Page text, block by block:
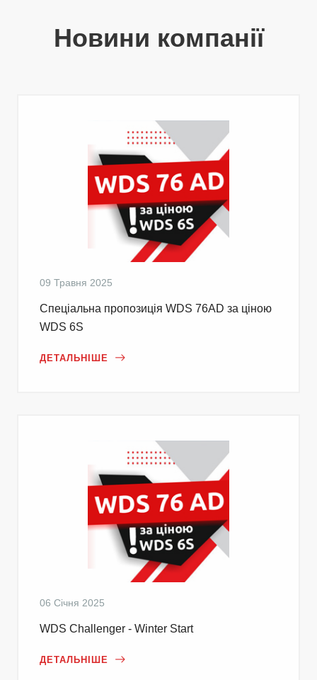
Новини компанії
09 Травня 2025
Cпеціальна пропозиція WDS 76AD за ціною
WDS 6S
ДЕТАЛЬНІШЕ
06 Січня 2025
WDS Challenger - Winter Start
ДЕТАЛЬНІШЕ